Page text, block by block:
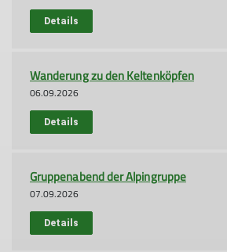
Details
Wanderung zu den Keltenköpfen
06.09.2026
Details
Gruppenabend der Alpingruppe
07.09.2026
Details